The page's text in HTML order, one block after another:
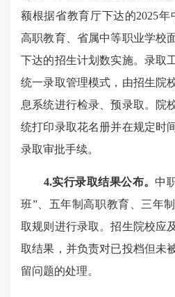
额根据省教育厅下达的2025年
高职教育、省属中等职业学校
下达的招生计划数实施。录取
统一录取管理模式，由招生院
息系统进行检录 、预录取。院
统打印录取花名册并在规定时
录取审批手续。
4.实行录取结果公布。 中
班”、五年制高职教育、三年
取规则进行录取。招生院校应
取结果，并负责对已投档但未
留问题的处理。